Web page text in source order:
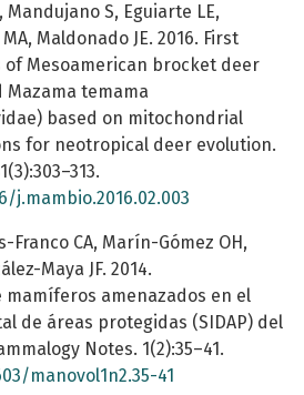
Mandujano S, Eguiarte LE,
Maldonado JE. 2016. First
of Mesoamerican brocket deer
Mazama temama
based on mitochondrial
for neotropical deer evolution.
j.mambio.2016.02.003
Franco CA, Marín-Gómez OH,
Maya JF. 2014.
amenazados en el
de áreas protegidas (SIDAP) del
Notes. 1(2):35–41.
manovol1n2.35-41